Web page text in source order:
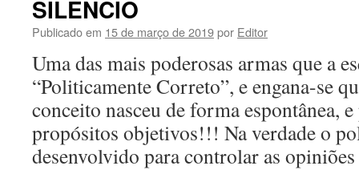
SILÊNCIO
Publicado em 15 de março de 2019por Editor
Uma das mais poderosas armas que a
“Politicamente Correto”, e engana-se
conceito nasceu de forma espontânea,
propósitos objetivos!!! Na verdade o
desenvolvido para controlar as